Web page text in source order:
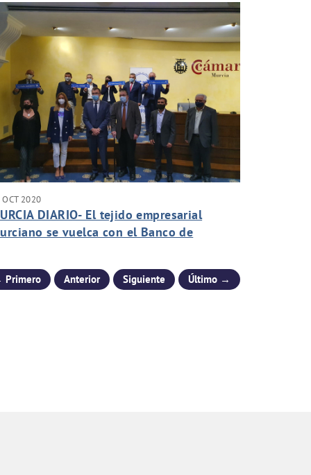
2020
DIARIO- El tejido empresarial
se vuelca con el Banco de
Anterior Siguiente Último →